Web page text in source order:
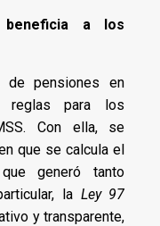
a los
pensiones en
reglas para los
Con ella, se
que se calcula el
generó tanto
la Ley 97
y transparente,